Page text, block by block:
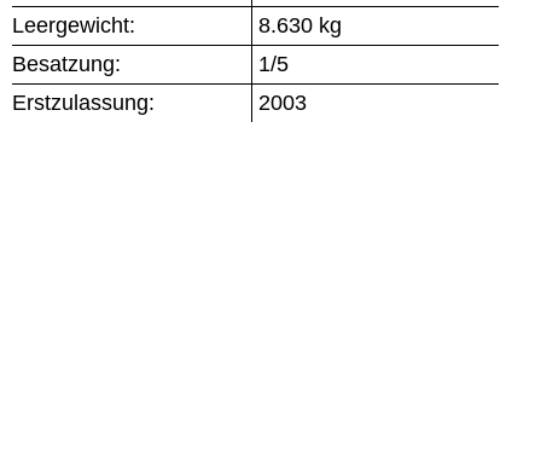
Leergewicht:
8.630 kg
Besatzung:
1/5
Erstzulassung:
2003